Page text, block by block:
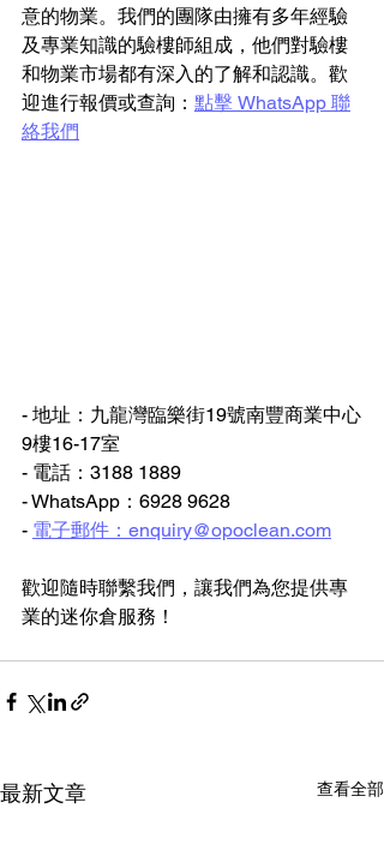
意的物業。我們的團隊由擁有多年經驗
及專業知識的驗樓師組成，他們對驗樓
和物業市場都有深入的了解和認識。歡
迎進行報價或查詢： 點擊 WhatsApp 聯
絡我們
- 地址：九龍灣臨樂街19號南豐商業中心
9樓16-17室
- 電話：3188 1889
- WhatsApp：6928 9628
- 電子郵件：enquiry@opoclean.com
歡迎隨時聯繫我們，讓我們為您提供專
業的迷你倉服務！
最新文章 查看全部